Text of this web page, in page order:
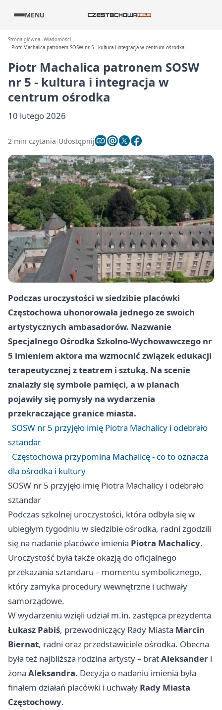
MENU
Strona główna Wiadomości
Piotr Machalica patronem SOSW nr 5 - kultura i integracja w centrum ośrodka
Piotr Machalica patronem SOSW
nr 5 - kultura i integracja w
centrum ośrodka
10 lutego 2026
2 min czytania Udostępnij
Podczas uroczystości w siedzibie placówki
Częstochowa uhonorowała jednego ze swoich
artystycznych ambasadorów. Nazwanie
Specjalnego Ośrodka Szkolno-Wychowawczego nr
5 imieniem aktora ma wzmocnić związek edukacji
terapeutycznej z teatrem i sztuką. Na scenie
znalazły się symbole pamięci, a w planach
pojawiły się pomysły na wydarzenia
przekraczające granice miasta.
SOSW nr 5 przyjęło imię Piotra Machalicy i odebrało
sztandar
Częstochowa przypomina Machalicę - co to oznacza
dla ośrodka i kultury
SOSW nr 5 przyjęło imię Piotra Machalicy i odebrało
sztandar
Podczas szkolnej uroczystości, która odbyła się w
ubiegłym tygodniu w siedzibie ośrodka, radni zgodzili
się na nadanie placówce imienia Piotra Machalicy.
Uroczystość była także okazją do oficjalnego
przekazania sztandaru – momentu symbolicznego,
który zamyka procedury wewnętrzne i uchwały
samorządowe.
W wydarzeniu wzięli udział m.in. zastępca prezydenta
Łukasz Pabiś, przewodniczący Rady Miasta Marcin
Biernat, radni oraz przedstawiciele ośrodka. Obecna
była też najbliższa rodzina artysty – bratAleksander i
żona Aleksandra. Decyzja o nadaniu imienia była
finałem działań placówki i uchwały Rady Miasta
Częstochowy.